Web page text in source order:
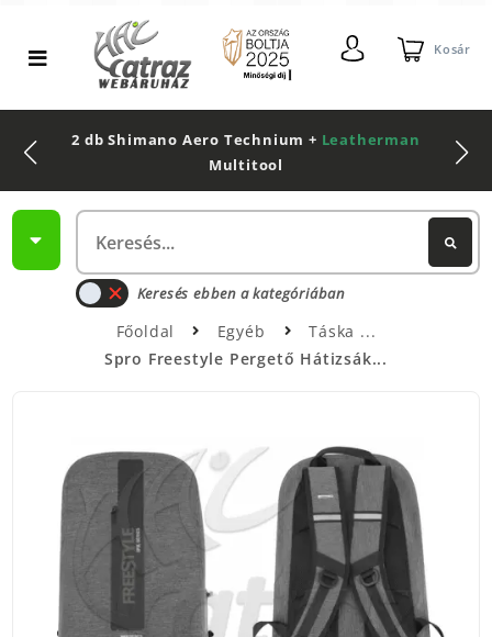
Kosár
2 db Shimano Aero Technium + Leatherman
Multitool
Keresés ebben a kategóriában
Főoldal Egyéb
Táska
Spro Freestyle Pergető Hátizsák...